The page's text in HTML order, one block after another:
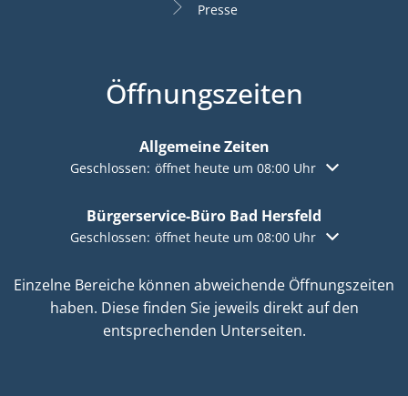
Presse
Öffnungszeiten
Allgemeine Zeiten
Klicken, um weitere Öffnungs- oder Schließzeiten
Geschlossen: öffnet heute um 08:00 Uhr
Bürgerservice-Büro Bad Hersfeld
Klicken, um weitere Öffnungs- oder Schließzeiten
Geschlossen: öffnet heute um 08:00 Uhr
Einzelne Bereiche können abweichende Öffnungszeiten
haben. Diese finden Sie jeweils direkt auf den
entsprechenden Unterseiten.